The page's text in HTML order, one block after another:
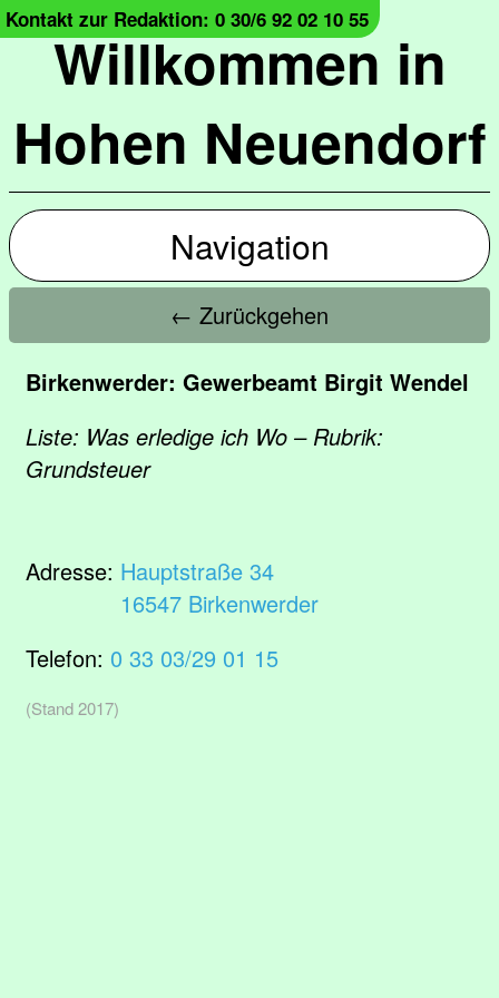
Willkommen in
Hohen Neuendorf
Kontakt zur Redaktion: 0 30/6 92 02 10 55
Navigation
← Zurückgehen
Birkenwerder: Gewerbeamt Birgit Wendel
Liste: Was erledige ich Wo – Rubrik:
Grundsteuer
Adresse: Hauptstraße 34
16547 Birkenwerder
Telefon: 0 33 03/29 01 15
(Stand 2017)